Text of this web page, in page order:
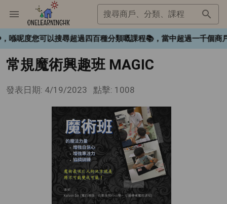
搜尋商戶、分類、課程
度您可以搜尋超過四百種分類嘅課程📚，當中超過一千個商戶
常規魔術興趣班 MAGIC
發表日期: 4/19/2023 點擊: 1008